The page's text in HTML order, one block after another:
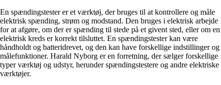
En spændingstester er et værktøj, der bruges til at kontrollere og måle
elektrisk spænding, strøm og modstand. Den bruges i elektrisk arbejde
for at afgøre, om der er spænding til stede på et givent sted, eller om en
elektrisk kreds er korrekt tilsluttet. En spændingstester kan være
håndholdt og batteridrevet, og den kan have forskellige indstillinger og
målefunktioner. Harald Nyborg er en forretning, der sælger forskellige
typer værktøj og udstyr, herunder spændingstestere og andre elektriske
værktøjer.